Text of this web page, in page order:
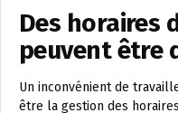
Des horaires
peuvent être
Un inconvénient de
être la gestion des